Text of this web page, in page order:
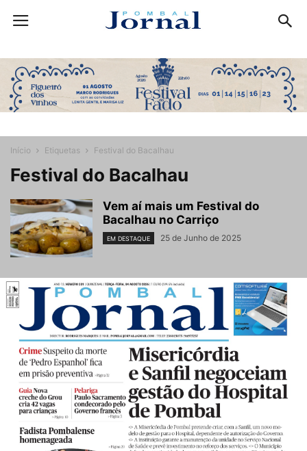
Início Etiquetas Festival do Bacalhau
Festival do Bacalhau
Vem aí mais um Festival do
Bacalhau no Carriço
EM DESTAQUE 25 de Junho de 2025